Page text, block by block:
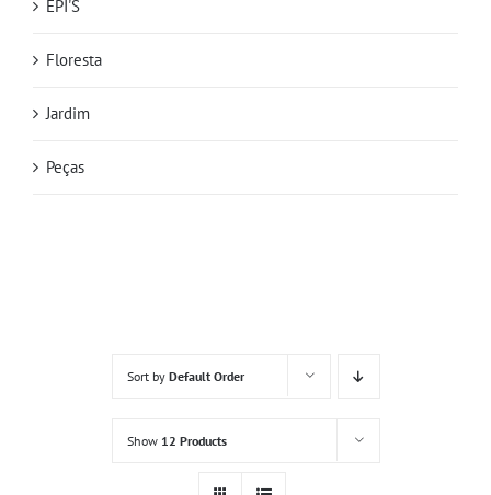
Sort by Default Order
Show 12 Products
EPI'S
Floresta
Jardim
Peças